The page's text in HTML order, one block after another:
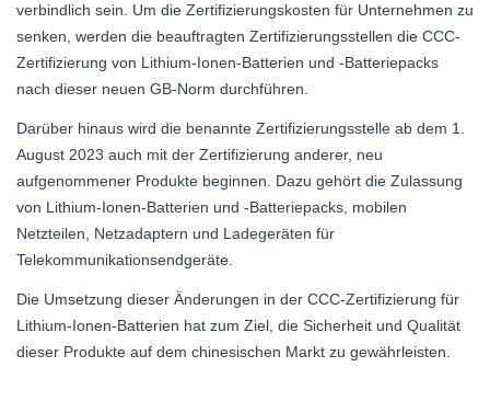
verbindlich sein. Um die Zertifizierungskosten für Unternehmen zu
senken, werden die beauftragten Zertifizierungsstellen die CCC-
Zertifizierung von Lithium-Ionen-Batterien und -Batteriepacks
nach dieser neuen GB-Norm durchführen.
Darüber hinaus wird die benannte Zertifizierungsstelle ab dem 1.
August 2023 auch mit der Zertifizierung anderer, neu
aufgenommener Produkte beginnen. Dazu gehört die Zulassung
von Lithium-Ionen-Batterien und -Batteriepacks, mobilen
Netzteilen, Netzadaptern und Ladegeräten für
Telekommunikationsendgeräte.
Die Umsetzung dieser Änderungen in der CCC-Zertifizierung für
Lithium-Ionen-Batterien hat zum Ziel, die Sicherheit und Qualität
dieser Produkte auf dem chinesischen Markt zu gewährleisten.